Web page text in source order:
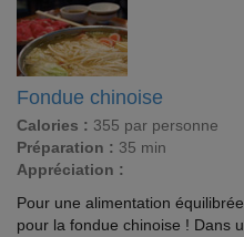
Fondue chinoise
Calories : 355 par personne
Préparation : 35 min
Appréciation :
Pour une alimentation
pour la fondue chinoise ! Dans